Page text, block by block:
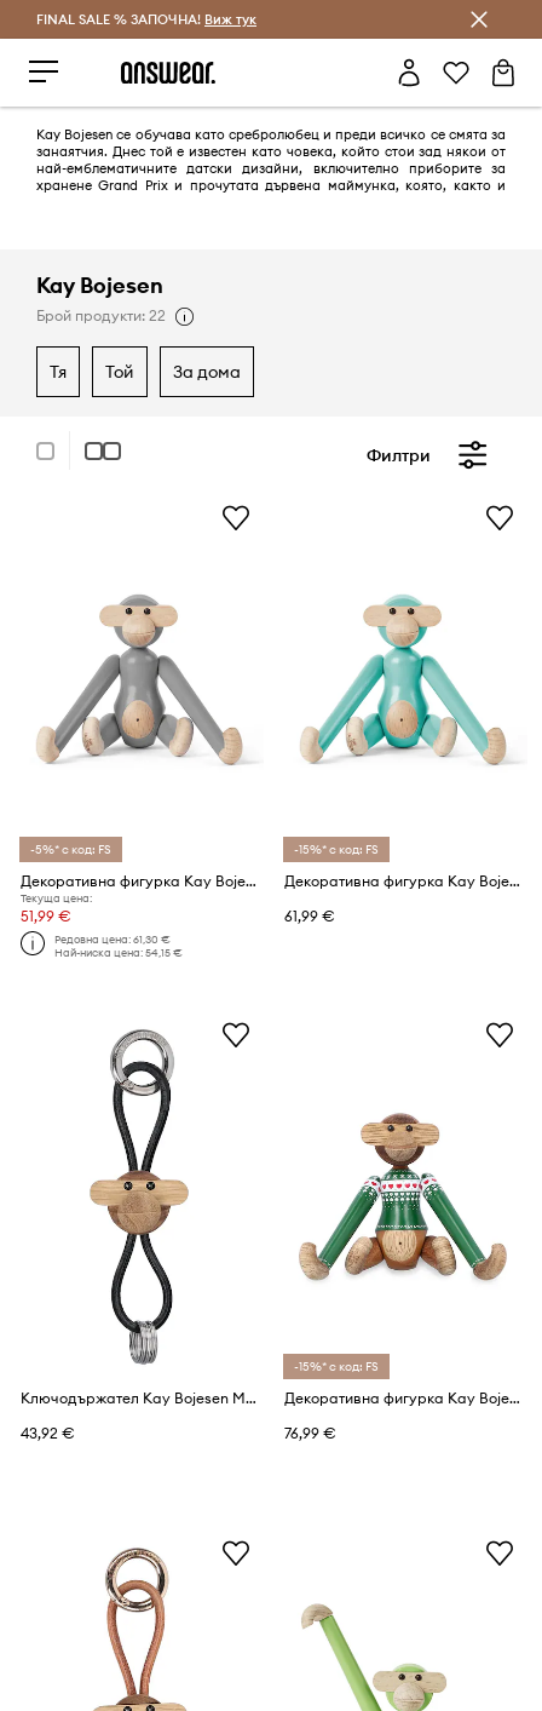
Спестявай с Answear Club
FINAL SALE % ЗАПОЧНА! Виж тук
Kay Bojesen се обучава като сребролюбец и преди всичко се смята за
занаятчия. Днес той е известен като човека, който стои зад някои от
най-емблематичните датски дизайни, включително приборите за
хранене Grand Prix и прочутата дървена маймунка, която, както и
Kay Bojesen
Брой продукти: 22
тя той за дома
Филтри
-5%* с код: FS
Декоративна фигурка Kay Bojesen Monkey Mini 9,5 cm
Текуща цена:
51,99 €
Редовна цена:61,30 €
Най-ниска цена:54,15 €
-15%* с код: FS
Декоративна фигурка Kay Bojesen Monkey Mini 9,5 cm
61,99 €
Ключодържател Kay Bojesen Monkey Silver 5 cm
43,92 €
-15%* с код: FS
Декоративна фигурка Kay Bojesen Monkey Christmas Jumper 9,5 cm
76,99 €